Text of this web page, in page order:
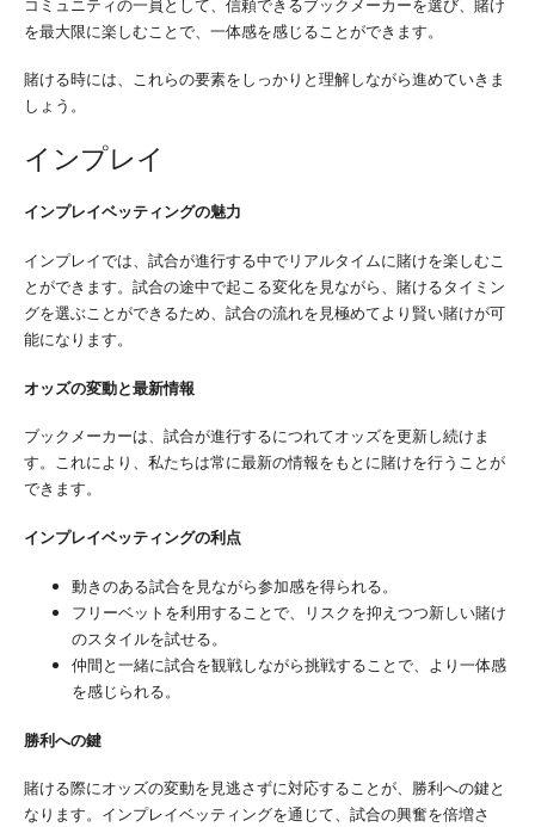
を最大限に楽しむことで、一体感を感じることができます。
賭ける時には、これらの要素をしっかりと理解しながら進めていきま
しょう。
インプレイ
インプレイベッティングの魅力
インプレイでは、試合が進行する中でリアルタイムに賭けを楽しむこ
とができます。試合の途中で起こる変化を見ながら、賭けるタイミン
グを選ぶことができるため、試合の流れを見極めてより賢い賭けが可
能になります。
オッズの変動と最新情報
ブックメーカーは、試合が進行するにつれてオッズを更新し続けま
す。これにより、私たちは常に最新の情報をもとに賭けを行うことが
できます。
インプレイベッティングの利点
動きのある試合を見ながら参加感を得られる。
フリーベットを利用することで、リスクを抑えつつ新しい賭け
のスタイルを試せる。
仲間と一緒に試合を観戦しながら挑戦することで、より一体感
を感じられる。
勝利への鍵
賭ける際にオッズの変動を見逃さずに対応することが、勝利への鍵と
なります。インプレイベッティングを通じて、試合の興奮を倍増さ